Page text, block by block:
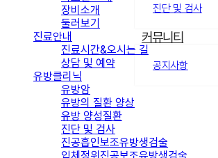
진단 및 검사
커뮤니티
공지사항
장비소개
둘러보기
진료안내
진료시간&오시는 길
상담 및 예약
유방클리닉
유방암
유방의 질환 양상
유방 양성질환
진단 및 검사
진공흡인보조유방생검술